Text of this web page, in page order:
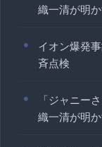
織一清が明
イオン爆発
斉点検
「ジャニー
織一清が明